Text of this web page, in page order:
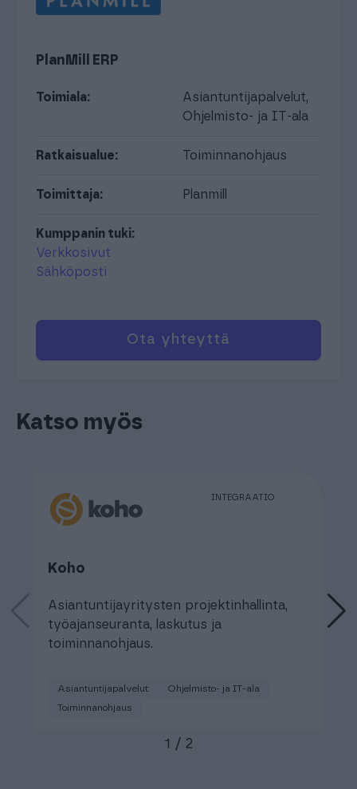
PlanMill ERP
Toimiala: Asiantuntijapalvelut,
Ohjelmisto- ja IT-ala
Ratkaisualue: Toiminnanohjaus
Toimittaja: Planmill
Kumppanin tuki:
Verkkosivut
Sähköposti
Ota yhteyttä
Katso myös
INTEGRAATIO
Koho
Asiantuntijayritysten projektinhallinta,
työajanseuranta, laskutus ja
toiminnanohjaus.
Asiantuntijapalvelut Ohjelmisto- ja IT-ala
Toiminnanohjaus
1 / 2